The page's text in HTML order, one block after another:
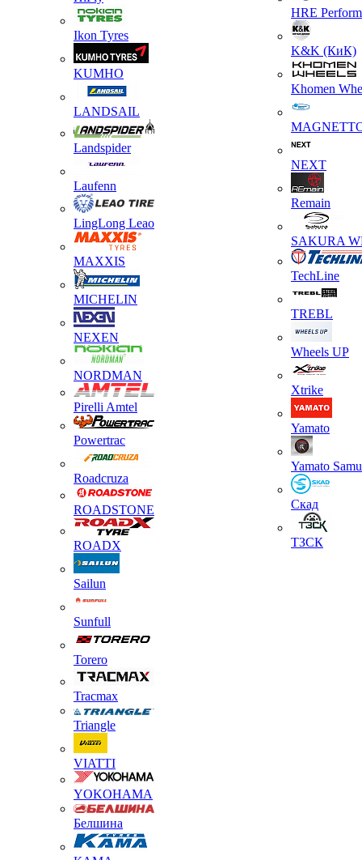
Ikon Tyres
KUMHO
LANDSAIL
Landspider
Laufenn
LingLong Leao
MAXXIS
MICHELIN
NEXEN
NORDMAN
Pirelli Amtel
Powertrac
Roadcruza
ROADSTONE
ROADX
Sailun
Sunfull
Torero
Tracmax
Triangle
VIATTI
YOKOHAMA
Белшина
HRE
K&K (КиК)
Khomen
NEXT
Remain
SAKURA
TechLine
TREBL
Wheels UP
Xtrike
Yamato
Yamato
Скад
ТЗСК